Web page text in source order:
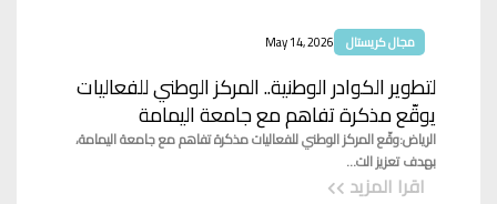
مجال كريستال May 14, 2026
لتطوير الكوادر الوطنية.. المركز الوطني للفعاليات
يوقّع مذكرة تفاهم مع جامعة اليمامة
الرياض:وقّع المركز الوطني للفعاليات مذكرة تفاهم مع جامعة اليمامة،
بهدف تعزيز الت...
اقرا المزيد